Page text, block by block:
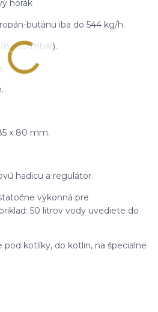
horák
butánu iba do 544 kg/h.
- 30 mbar).
x 80 mm.
hadicu a regulátor.
výkonná pre
50 litrov vody uvediete do
pod kotlíky, do kotlin, na špecialne